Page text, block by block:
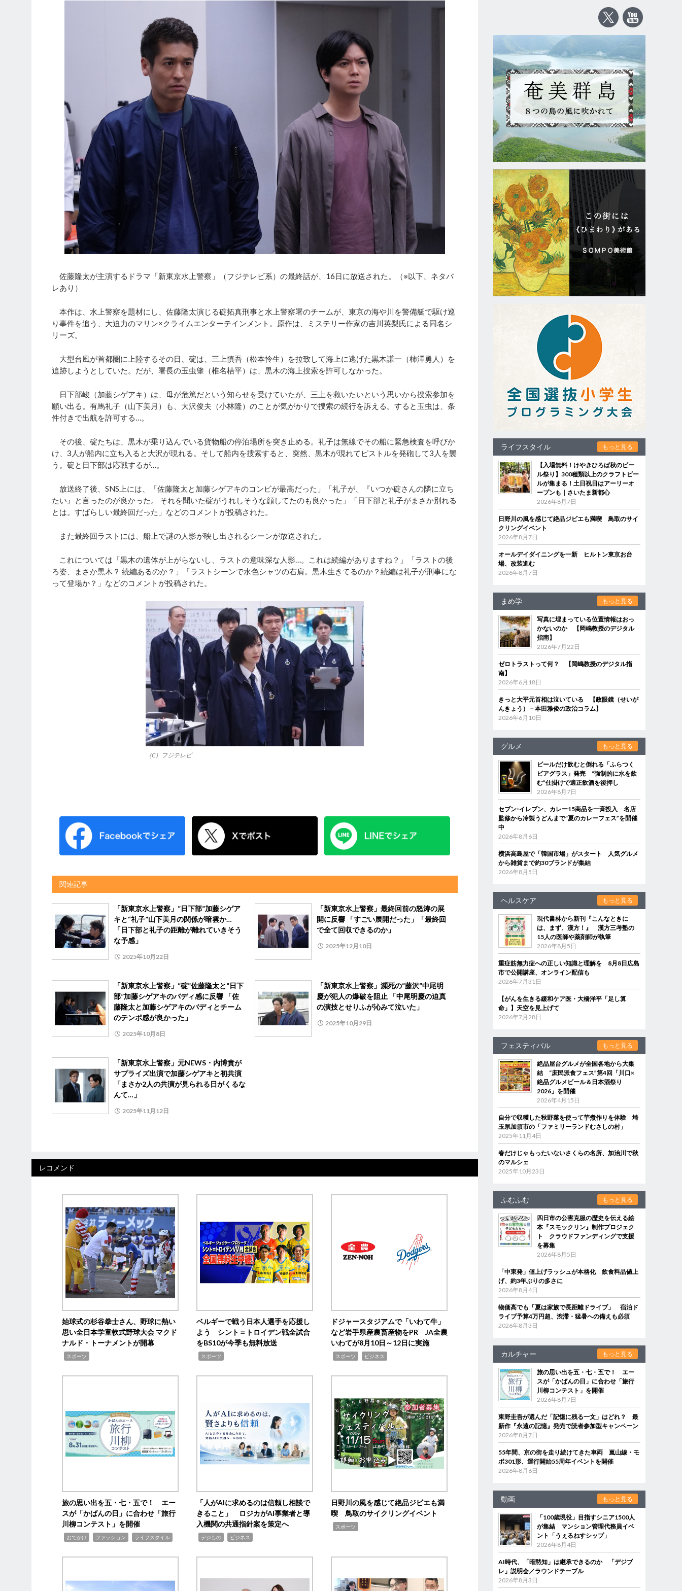
佐藤隆太が主演するドラマ「新東京水上警察」（フジテレビ系）の最終話が、16日に放送された。（※以下、ネタバ
レあり）
本作は、水上警察を題材にし、佐藤隆太演じる碇拓真刑事と水上警察署のチームが、東京の海や川を警備艇で駆け巡
り事件を追う、大迫力のマリン×クライムエンターテインメント。原作は、ミステリー作家の吉川英梨氏による同名シ
リーズ。
大型台風が首都圏に上陸するその日、碇は、三上慎吾（松本怜生）を拉致して海上に逃げた黒木謙一（柿澤勇人）を
追跡しようとしていた。だが、署長の玉虫肇（椎名桔平）は、黒木の海上捜索を許可しなかった。
日下部峻（加藤シゲアキ）は、母が危篤だという知らせを受けていたが、三上を救いたいという思いから捜索参加を
願い出る。有馬礼子（山下美月）も、大沢俊夫（小林隆）のことが気がかりで捜索の続行を訴える。すると玉虫は、条
件付きで出航を許可する…。
その後、碇たちは、黒木が乗り込んでいる貨物船の停泊場所を突き止める。礼子は無線でその船に緊急検査を呼びか
け、3人が船内に立ち入ると大沢が現れる。そして船内を捜索すると、突然、黒木が現れてピストルを発砲して3人を襲
う。碇と日下部は応戦するが…。
放送終了後、SNS上には、「佐藤隆太と加藤シゲアキのコンビが最高だった」「礼子が、『いつか碇さんの隣に立ち
たい』と言ったのが良かった。 それを聞いた碇がうれしそうな顔してたのも良かった」「日下部と礼子がまさか別れる
とは。すばらしい最終回だった​​」などのコメントが投稿された。
また最終回ラストには、船上で謎の人影が映し出されるシーンが放送された。
これについては「黒木の遺体が上がらないし、ラストの意味深な人影…。これは続編がありますね？」「ラストの後
ろ姿、まさか黒木？ 続編あるのか？」「ラストシーンで水色シャツの右肩。黒木生きてるのか？続編は礼子が刑事にな
って登場か？」などのコメントが投稿された。
（C）フジテレビ
関連記事
「新東京水上警察」”日下部”加藤シゲア
キと“礼子”山下美月の関係が暗雲か…
「日下部と礼子の距離が離れていきそう
な予感」
2025年10月22日
「新東京水上警察」最終回前の怒涛の展
開に反響 「すごい展開だった」「最終回
で全て回収できるのか」
2025年12月10日
「新東京水上警察」“碇”佐藤隆太と“日下
部”加藤シゲアキのバディ感に反響 「佐
藤隆太と加藤シゲアキのバディとチーム
のテンポ感が良かった」
2025年10月8日
「新東京水上警察」瀕死の“藤沢”中尾明
慶が犯人の爆破を阻止 「中尾明慶の迫真
の演技とせりふが沁みて泣いた」
2025年10月29日
「新東京水上警察」元NEWS・内博貴が
サプライズ出演で加藤シゲアキと初共演
「まさか2人の共演が見られる日がくるな
んて…」
2025年11月12日
レコメンド
始球式の杉谷拳士さん、野球に熱い
思い全日本学童軟式野球大会 マクド
ナルド・トーナメントが開幕
スポーツ
ベルギーで戦う日本人選手を応援し
よう シント＝トロイデン戦全試合
をBS10が今季も無料放送
スポーツ
ドジャースタジアムで「いわて牛」
など岩手県産農畜産物をPR JA全農
いわてが8月10日～12日に実施
スポーツ ビジネス
旅の思い出を五・七・五で！ エー
スが「かばんの日」に合わせ「旅行
川柳コンテスト」を開催
おでかけ ファッション ライフスタイル
「人がAIに求めるのは信頼し相談で
きること」 ロジカがAI事業者と導
入機関の共通指針案を策定へ
デジもの ビジネス
日野川の風を感じて絶品ジビエも満
喫 鳥取のサイクリングイベント
スポーツ
ライフスタイル もっと見る
【入場無料！けやきひろば秋のビー
ル祭り】300種類以上のクラフトビー
ルが集まる！土日祝日はアーリーオ
ープンも｜さいたま新都心
2026年8月7日
日野川の風を感じて絶品ジビエも満喫 鳥取のサイ
クリングイベント
2026年8月7日
オールデイダイニングを一新 ヒルトン東京お台
場、改装進む
2026年8月7日
まめ学 もっと見る
写真に埋まっている位置情報はおっ
かないのか 【岡嶋教授のデジタル
指南】
2026年7月22日
ゼロトラストって何？ 【岡嶋教授のデジタル指
南】
2026年6月18日
きっと大平元首相は泣いている 【政眼鏡（せいが
んきょう）－本田雅俊の政治コラム】
2026年6月10日
グルメ もっと見る
ビールだけ飲むと倒れる「ふらつく
ビアグラス」発売 “強制的に水を飲
む”仕掛けで適正飲酒を後押し
2026年8月7日
セブン‐イレブン、カレー15商品を一斉投入 名店
監修から冷製うどんまで“夏のカレーフェス”を開催
中
2026年8月6日
横浜高島屋で「韓国市場」がスタート 人気グルメ
から雑貨まで約30ブランドが集結
2026年8月5日
ヘルスケア もっと見る
現代書林から新刊『こんなときに
は、まず、漢方！』 漢方三考塾の
15人の医師や薬剤師が執筆
2026年8月5日
重症筋無力症への正しい知識と理解を 8月8日広島
市で公開講座、オンライン配信も
2026年7月31日
【がんを生きる緩和ケア医・大橋洋平「足し算
命」】天空を見上げて
2026年7月28日
フェスティバル もっと見る
絶品屋台グルメが全国各地から大集
結 “庶民派食フェス”第4回「川口×
絶品グルメビール＆日本酒祭り
2026」を開催
2026年4月15日
自分で収穫した秋野菜を使って芋煮作りを体験 埼
玉県加須市の「ファミリーランドむさしの村」
2025年11月4日
春だけじゃもったいないさくらの名所、加治川で秋
のマルシェ
2025年10月23日
ふむふむ もっと見る
四日市の公害克服の歴史を伝える絵
本『スモックリン』制作プロジェク
ト クラウドファンディングで支援
を募集
2026年8月5日
「中東発」値上げラッシュが本格化 飲食料品値上
げ、約3年ぶりの多さに
2026年8月4日
物価高でも「夏は家族で長距離ドライブ」 宿泊ド
ライブ予算4万円超、渋滞・猛暑への備えも必須
2026年8月3日
カルチャー もっと見る
旅の思い出を五・七・五で！ エー
スが「かばんの日」に合わせ「旅行
川柳コンテスト」を開催
2026年8月7日
東野圭吾が選んだ「記憶に残る一文」はどれ？ 最
新作『永遠の記憶』発売で読者参加型キャンペーン
2026年8月7日
55年間、京の街を走り続けてきた車両 嵐山線・モ
ボ301形、運行開始55周年イベントを開催
2026年8月6日
動画 もっと見る
「100歳現役」目指すシニア1500人
が集結 マンション管理代務員イベ
ント「うぇるねすシップ」
2026年8月4日
AI時代、「暗黙知」は継承できるのか 「デジブ
レ」説明会／ラウンドテーブル
2026年8月3日